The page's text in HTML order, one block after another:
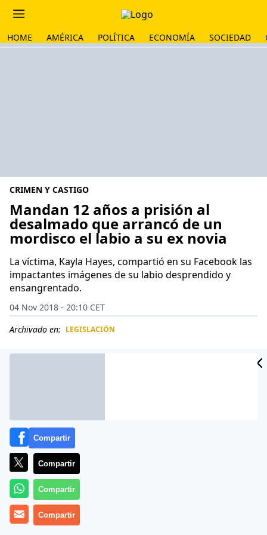
HOME AMÉRICA POLÍTICA ECONOMÍA SOCIEDAD
CRIMEN Y CASTIGO
Mandan 12 años a prisión al
desalmado que arrancó de un
mordisco el labio a su ex novia
La víctima, Kayla Hayes, compartió en su Facebook las
impactantes imágenes de su labio desprendido y
ensangrentado.
04 Nov 2018 - 20:10 CET
Archivado en: LEGISLACIÓN
Poco nos parece. Seth Aaron Fleury, un tipo de 23 años
Compartir
Compartir
Compartir
Compartir